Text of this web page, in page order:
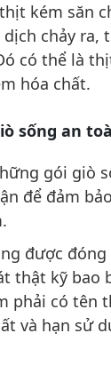
kém săn
chảy ra,
có thể là
hóa chất.
sống an
gói giò
để đảm
được
thật kỹ bao
phải có tên
và hạn sử